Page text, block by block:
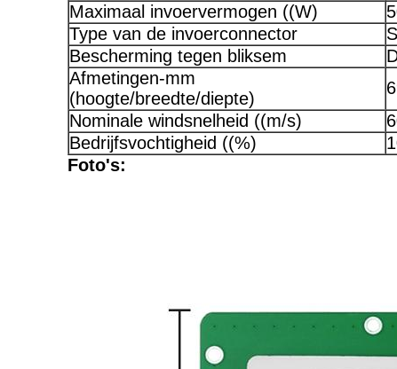
Maximaal invoervermogen ((W)
Type van de invoerconnector
Bescherming tegen bliksem
Afmetingen-mm
(hoogte/breedte/diepte)
Nominale windsnelheid ((m/s)
Bedrijfsvochtigheid ((%)
Foto's: